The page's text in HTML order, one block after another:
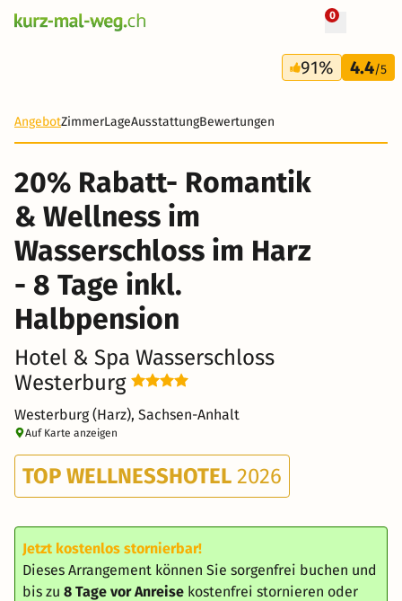
0
8 Tage
606 CHF
+ 23 Fotos
91% 4.4/5
AngebotZimmerLageAusstattungBewertungen
20% Rabatt- Romantik
& Wellness im
Wasserschloss im Harz
- 8 Tage inkl.
Halbpension
Hotel & Spa Wasserschloss
Westerburg
Westerburg (Harz), Sachsen-Anhalt
Auf Karte anzeigen
TOP WELLNESSHOTEL 2026
Jetzt kostenlos stornierbar!
Dieses Arrangement können Sie sorgenfrei buchen und
bis zu 8 Tage vor Anreise kostenfrei stornieren oder